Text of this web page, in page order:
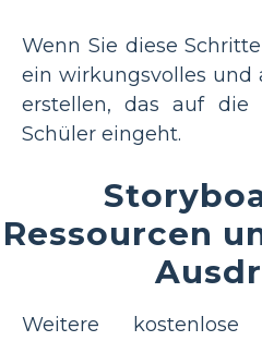
Wenn Sie diese
ein wirkungsvolles und
erstellen, das auf die
Schüler eingeht.
Ressourcen
Weitere